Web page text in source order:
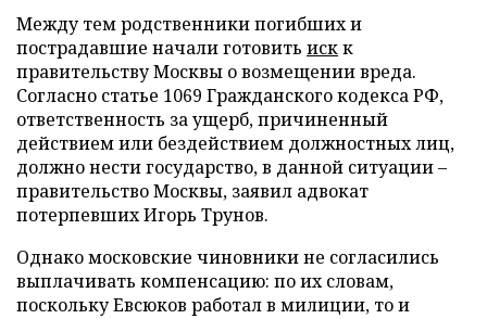
Между тем родственники погибших и
пострадавшие начали готовить искк
правительству Москвы о возмещении вреда.
Согласно статье 1069 Гражданского кодекса РФ,
ответственность за ущерб, причиненный
действием или бездействием должностных лиц,
должно нести государство, в данной ситуации –
правительство Москвы, заявил адвокат
потерпевших Игорь Трунов.
Однако московские чиновники не согласились
выплачивать компенсацию: по их словам,
поскольку Евсюков работал в милиции, то и